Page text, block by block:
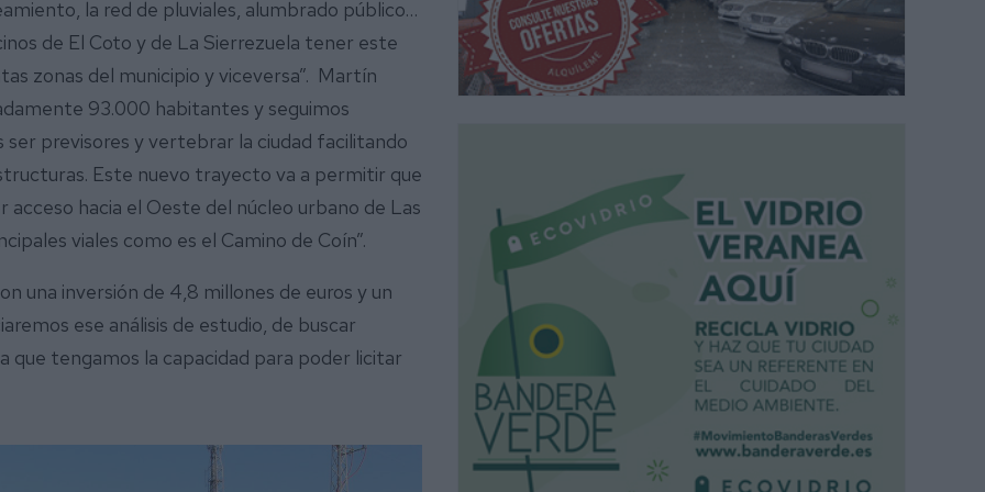
la red de pluviales, alumbrado público…
de El Coto y de La Sierrezuela tener este
zonas del municipio y viceversa”. Martín
93.000 habitantes y seguimos
previsores y vertebrar la ciudad facilitando
Este nuevo trayecto va a permitir que
hacia el Oeste del núcleo urbano de Las
viales como es el Camino de Coín”.
una inversión de 4,8 millones de euros y un
ese análisis de estudio, de buscar
tengamos la capacidad para poder licitar